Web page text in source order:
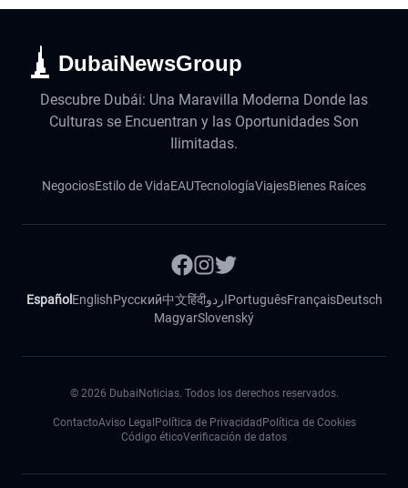
DubaiNewsGroup
Descubre Dubái: Una Maravilla Moderna Donde las
Culturas se Encuentran y las Oportunidades Son
Ilimitadas.
NegociosEstilo de VidaEAUTecnologíaViajesBienes Raíces
Español EnglishРусский中文हिंदीاردوPortuguêsFrançaisDeutsch
MagyarSlovenský
© 2026 DubaiNoticias. Todos los derechos reservados.
ContactoAviso Legal Política de Privacidad Política de Cookies
Código éticoVerificación de datos